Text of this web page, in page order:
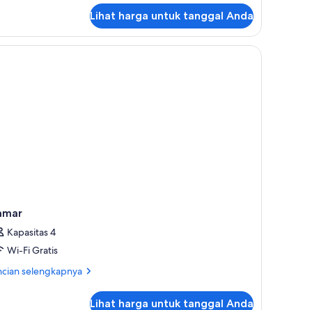
Lihat harga untuk tanggal Anda
Kapasitas 4
Wi-Fi Gratis
selengkapnya
Lihat harga untuk tanggal Anda